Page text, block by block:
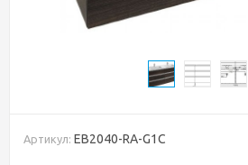
Артикул: EB2040-RA-G1C